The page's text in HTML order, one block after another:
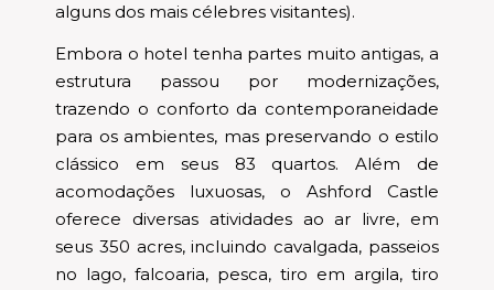
alguns dos mais célebres visitantes).
Embora o hotel tenha partes muito antigas, a
estrutura passou por modernizações,
trazendo o conforto da contemporaneidade
para os ambientes, mas preservando o estilo
clássico em seus 83 quartos. Além de
acomodações luxuosas, o Ashford Castle
oferece diversas atividades ao ar livre, em
seus 350 acres, incluindo cavalgada, passeios
no lago, falcoaria, pesca, tiro em argila, tiro